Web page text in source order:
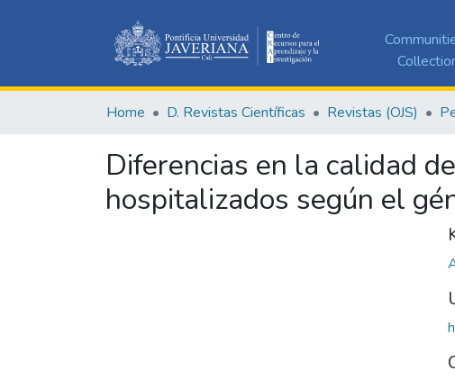
Home D. Revistas Científicas Revistas (OJS)
Diferencias en la calidad
hospitalizados según el